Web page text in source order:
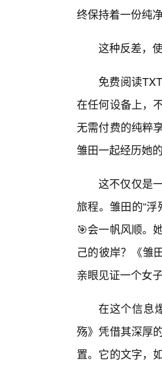
终保持着一份纯
这种反差，
免费阅读
在任何设备上，
无需付费的纯粹
雏田一起经历她
这不仅仅是
旅程。雏田的“
🎯会一帆风顺。
己的彼岸？《雏
亲眼见证一个女
在这个信息
殇》凭借其深厚
置。它的文字，